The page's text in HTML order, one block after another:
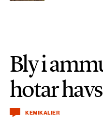
Bly i
hotar
KEMIKALIER